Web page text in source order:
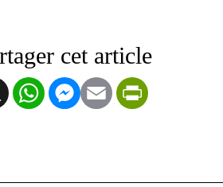
X WhatsApp
Messenger
Email